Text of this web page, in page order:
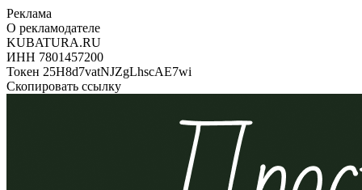
Реклама
О рекламодателе
KUBATURA.RU
ИНН 7801457200
Токен 25H8d7vatNJZgLhscAE7wi
Скопировать ссылку